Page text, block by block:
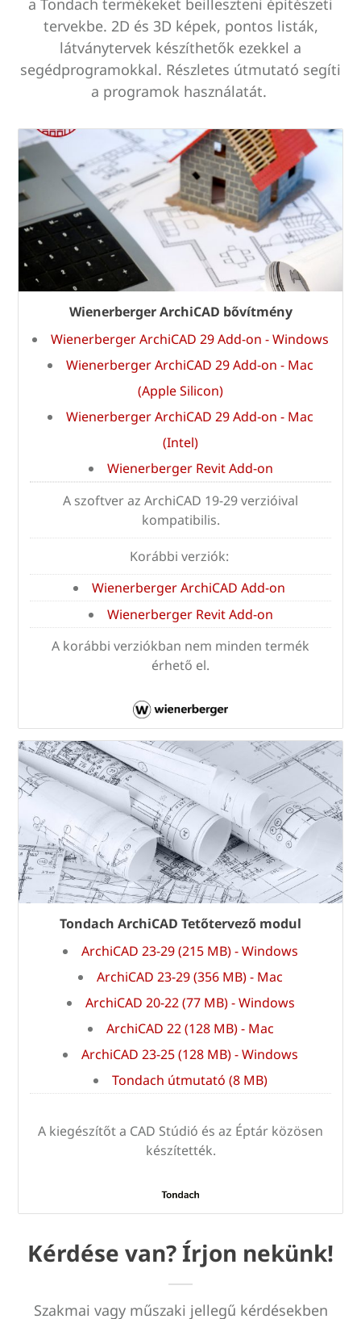
a Tondach termékeket beilleszteni építészeti
tervekbe. 2D és 3D képek, pontos listák,
látványtervek készíthetők ezekkel a
segédprogramokkal. Részletes útmutató segíti
a programok használatát.
Wienerberger ArchiCAD bővítmény
Wienerberger ArchiCAD 29 Add-on - Windows
Wienerberger ArchiCAD 29 Add-on - Mac
(Apple Silicon)
Wienerberger ArchiCAD 29 Add-on - Mac
(Intel)
Wienerberger Revit Add-on
A szoftver az ArchiCAD 19-29 verzióival
kompatibilis.
Korábbi verziók:
Wienerberger ArchiCAD Add-on
Wienerberger Revit Add-on
A korábbi verziókban nem minden termék
érhető el.
Tondach ArchiCAD Tetőtervező modul
ArchiCAD 23-29 (215 MB) - Windows
ArchiCAD 23-29 (356 MB) - Mac
ArchiCAD 20-22 (77 MB) - Windows
ArchiCAD 22 (128 MB) - Mac
ArchiCAD 23-25 (128 MB) - Windows
Tondach útmutató (8 MB)
A kiegészítőt a CAD Stúdió és az Éptár közösen
készítették.
Kérdése van? Írjon nekünk!
Szakmai vagy műszaki jellegű kérdésekben